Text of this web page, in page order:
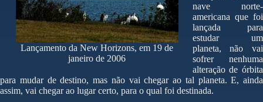
Lançamento da New Horizons, em 19 de
janeiro de 2006
nave norte-
americana que foi
lançada para
estudar um
planeta, não vai
sofrer nenhuma
alteração de órbita
para mudar de destino, mas não vai chegar ao tal planeta. E, ainda
assim, vai chegar ao lugar certo, para o qual foi destinada.